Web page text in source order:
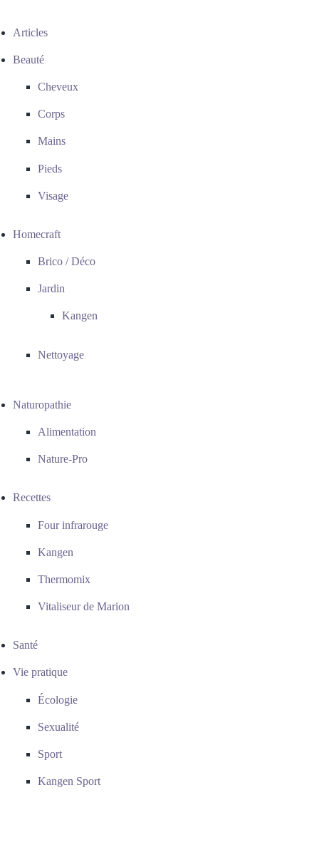
Articles
Beauté
Cheveux
Corps
Mains
Pieds
Visage
Homecraft
Brico / Déco
Jardin
Kangen
Nettoyage
Naturopathie
Alimentation
Nature-Pro
Recettes
Four infrarouge
Kangen
Thermomix
Vitaliseur de Marion
Santé
Vie pratique
Écologie
Sexualité
Sport
Kangen Sport